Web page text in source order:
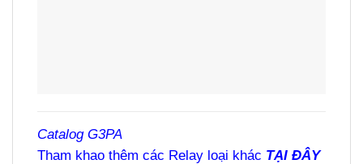
Catalog G3PA
Tham khao thêm các Relay loại khác TẠI ĐÂY